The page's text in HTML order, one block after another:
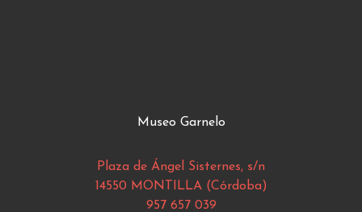
Museo Garnelo
Plaza de Ángel Sisternes, s/n
14550 MONTILLA (Córdoba)
957 657 039